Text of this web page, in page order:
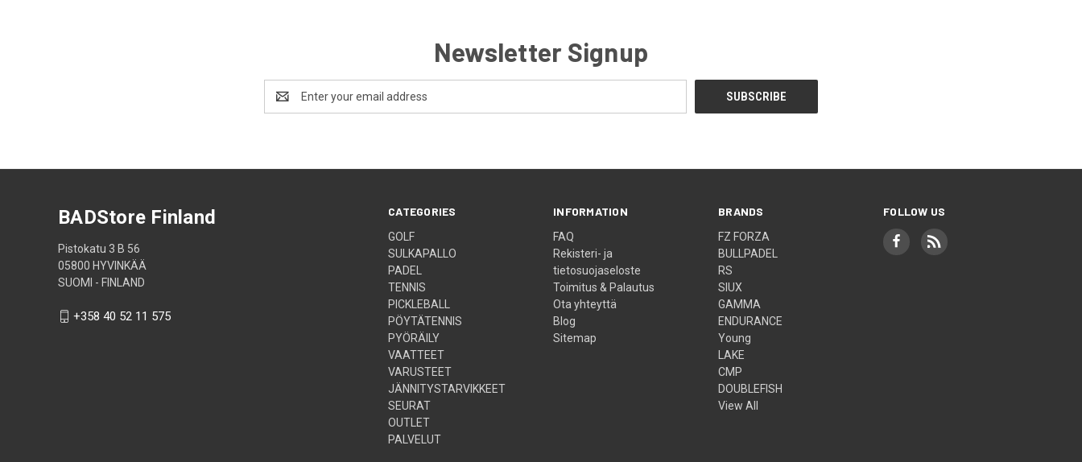
Newsletter Signup
Address
CATEGORIES
GOLF
SULKAPALLO
PADEL
TENNIS
PICKLEBALL
PÖYTÄTENNIS
PYÖRÄILY
VAATTEET
VARUSTEET
JÄNNITYSTARVIKKEET
SEURAT
OUTLET
PALVELUT
INFORMATION
FAQ
Rekisteri- ja
tietosuojaseloste
Toimitus & Palautus
Ota yhteyttä
Blog
Sitemap
BRANDS
FZ FORZA
BULLPADEL
RS
SIUX
GAMMA
ENDURANCE
Young
LAKE
CMP
DOUBLEFISH
View All
FOLLOW US
BADStore Finland
Pistokatu 3 B 56
05800 HYVINKÄÄ
SUOMI - FINLAND
+358 40 52 11 575